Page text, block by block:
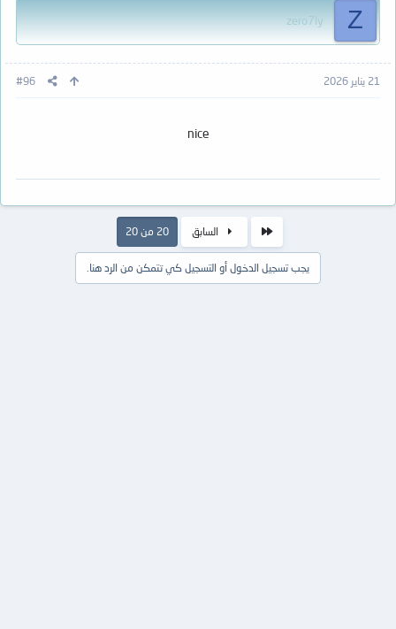
Z
zero7ly
21 يناير 2026 #96
nice
السابق 20 من 20
يجب تسجيل الدخول أو التسجيل كي تتمكن من الرد هنا.